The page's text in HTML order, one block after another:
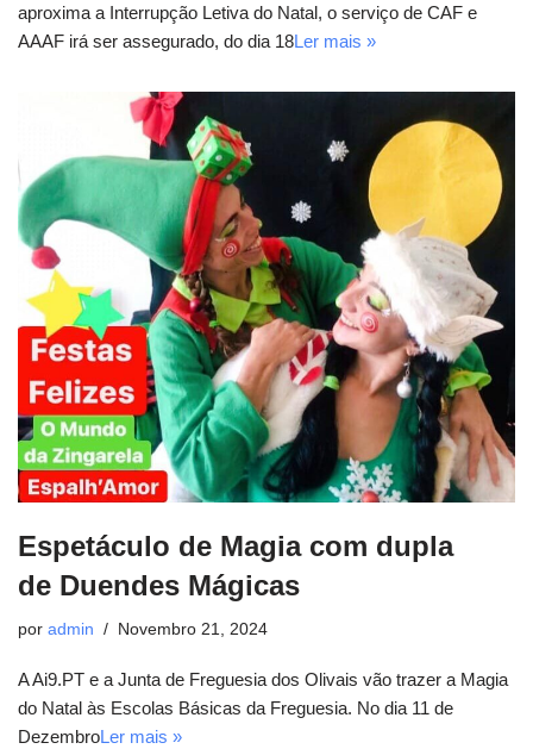
aproxima a Interrupção Letiva do Natal, o serviço de CAF e
AAAF irá ser assegurado, do dia 18Ler mais »
Espetáculo de Magia com dupla
de Duendes Mágicas
por admin Novembro 21, 2024
A Ai9.PT e a Junta de Freguesia dos Olivais vão trazer a Magia
do Natal às Escolas Básicas da Freguesia. No dia 11 de
DezembroLer mais »